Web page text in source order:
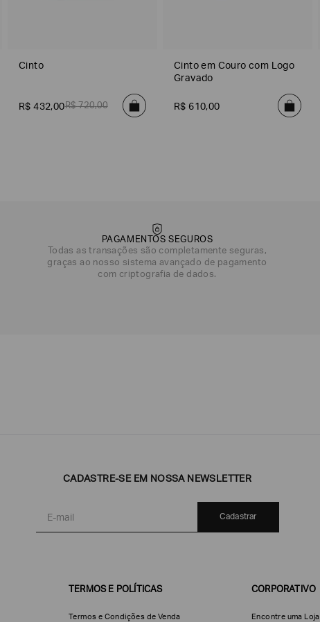
Cinto
R$ 432,00R$ 720,00
Cinto em Couro com Logo
Gravado
R$ 610,00
PAGAMENTOS SEGUROS
Todas as transações são completamente seguras,
graças ao nosso sistema avançado de pagamento
com criptografia de dados.
CADASTRE-SE EM NOSSA NEWSLETTER
Cadastrar
TERMOS E POLÍTICAS
Termos e Condições de Venda
CORPORATIVO
Encontre uma Loja
Exchange